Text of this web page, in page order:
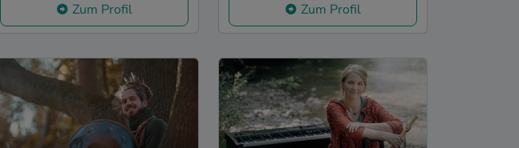
Zum Profil Zum Profil